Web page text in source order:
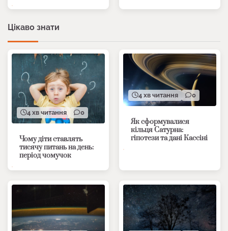
Цікаво знати
4 хв читання 0
Чому діти ставлять
тисячу питань на день:
період чомучок
4 хв читання 0
Як сформувалися
кільця Сатурна:
гіпотези та дані Кассіні